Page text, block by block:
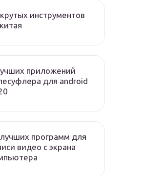
инструментов
приложений
для android
программ для
видео с экрана